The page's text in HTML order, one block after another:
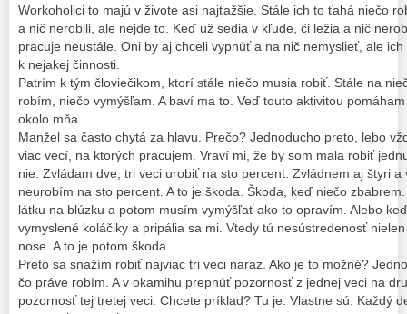
Workoholici to majú v živote asi najťažšie. Stále ich to ťahá niečo
a nič nerobili, ale nejde to. Keď už sedia v kľude, či ležia a nič
pracuje neustále. Oni by aj chceli vypnúť a na nič nemyslieť, ale
k nejakej činnosti.
Patrím k tým človiečikom, ktorí stále niečo musia robiť. Stále na
robím, niečo vymýšľam. A baví ma to. Veď touto aktivitou
okolo mňa.
Manžel sa často chytá za hlavu. Prečo? Jednoducho preto, lebo
viac vecí, na ktorých pracujem. Vraví mi, že by som mala robiť
nie. Zvládam dve, tri veci urobiť na sto percent. Zvládnem aj štyri a
neurobím na sto percent. A to je škoda. Škoda, keď niečo
látku na blúzku a potom musím vymýšľať ako to opravím. Alebo
vymyslené koláčiky a pripália sa mi. Vtedy tú nesústredenosť
nose. A to je potom škoda. …
Preto sa snažím robiť najviac tri veci naraz. Ako je to možné?
čo práve robím. A v okamihu prepnúť pozornosť z jednej veci na
pozornosť tej tretej veci. Chcete príklad? Tu je. Vlastne sú. Každý